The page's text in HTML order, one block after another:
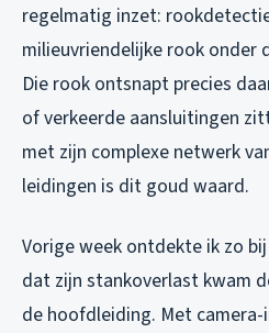
regelmatig inzet:
milieuvriendelijke rook onder
Die rook ontsnapt precies
of verkeerde aansluitingen
met zijn complexe netwerk
leidingen is dit goud waard.
Vorige week ontdekte ik zo
dat zijn stankoverlast kwam
de hoofdleiding. Met